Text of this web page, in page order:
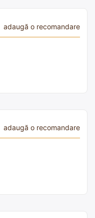
adaugă o recomandare
adaugă o recomandare